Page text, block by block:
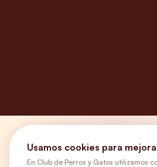
Usamos cookies para
En Club de Perros y Gatos utilizamos